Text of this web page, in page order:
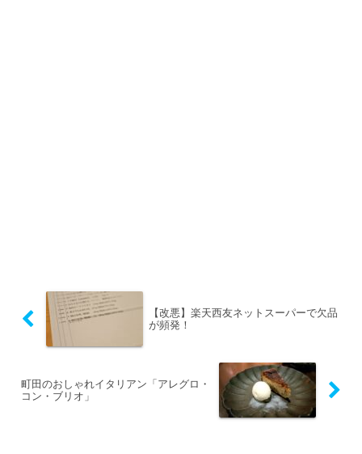
【改悪】楽天西友ネットスーパーで欠品
が頻発！
町田のおしゃれイタリアン「アレグロ・
コン・ブリオ」